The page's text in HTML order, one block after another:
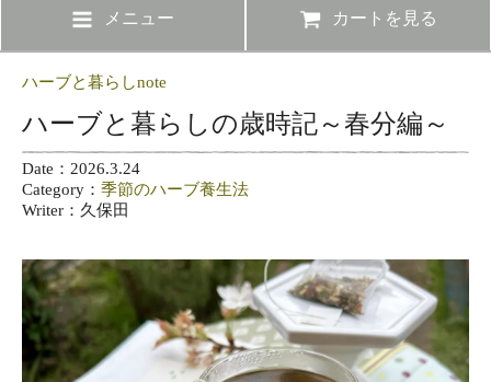
メニュー カートを見る
ハーブと暮らしnote
ハーブと暮らしの歳時記～春分編～
Date：2026.3.24
Category： 季節のハーブ養生法
Writer：久保田